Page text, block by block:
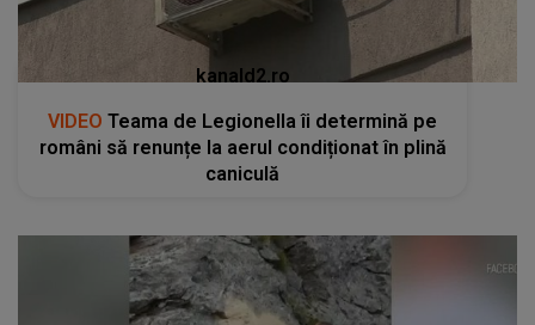
kanald2.ro
VIDEO Teama de Legionella îi determină pe
români să renunțe la aerul condiționat în plină
caniculă